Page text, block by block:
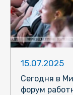
15.07.2025
Сегодня в
форум